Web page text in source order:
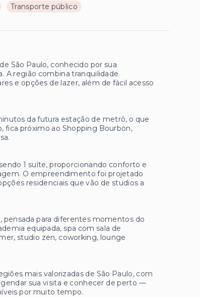
Transporte público
São Paulo, conhecido por sua
A região combina tranquilidade
e opções de lazer, além de fácil acesso
da futura estação de metrô, o que
fica próximo ao Shopping Bourbon,
1 suíte, proporcionando conforto e
O empreendimento foi projetado
residenciais que vão de studios a
para diferentes momentos do
equipada, spa com sala de
studio zen, coworking, lounge
mais valorizadas de São Paulo, com
sua visita e conhecer de perto —
por muito tempo.